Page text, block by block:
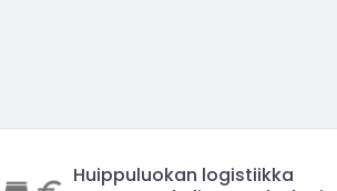
Huippuluokan logistiikka